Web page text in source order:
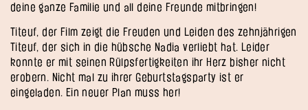
deine ganze Familie und all deine Freunde mitbringen!
Titeuf, der Film zeigt die Freuden und Leiden des zehnjährigen
Titeuf, der sich in die hübsche Nadia verliebt hat. Leider
konnte er mit seinen Rülpsfertigkeiten ihr Herz bisher nicht
erobern. Nicht mal zu ihrer Geburtstagsparty ist er
eingeladen. Ein neuer Plan muss her!